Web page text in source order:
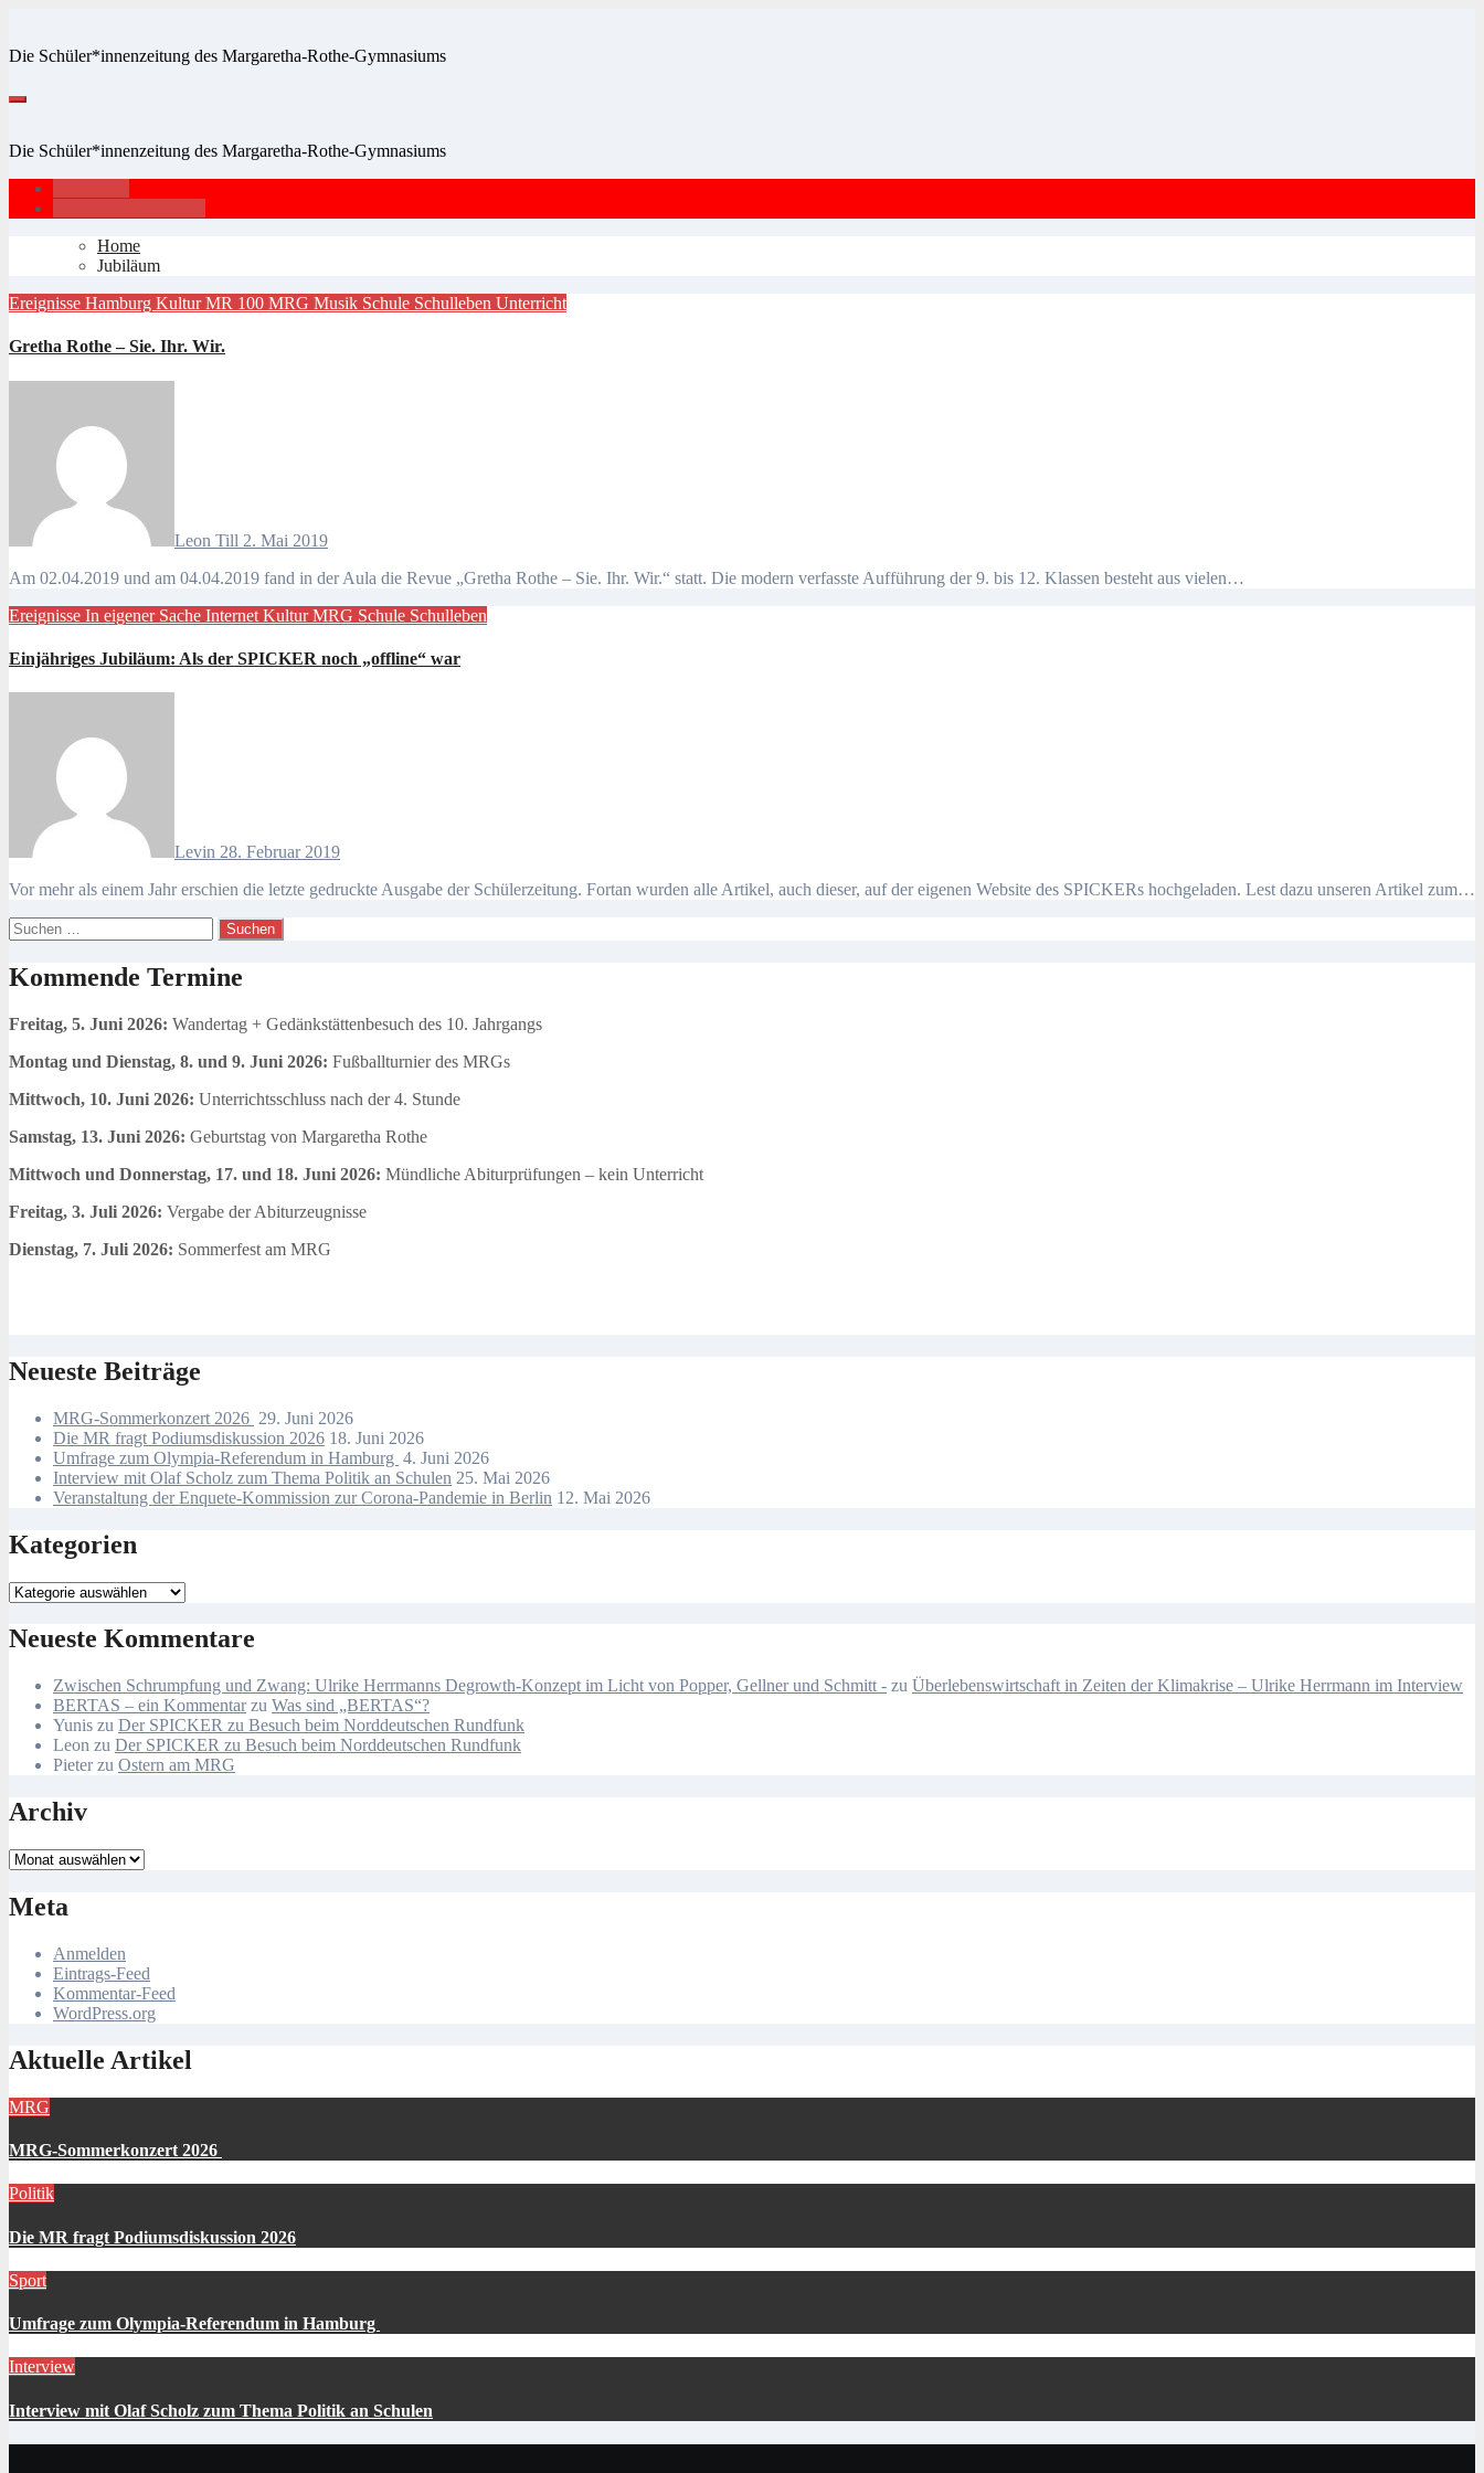
springen
Die Schüler*innenzeitung des Margaretha-Rothe-Gymnasiums
Die Schüler*innenzeitung des Margaretha-Rothe-Gymnasiums
Home
Jubiläum
Ereignisse Hamburg KulturMR 100 MRG Musik Schule Schulleben Unterricht
Gretha Rothe – Sie. Ihr. Wir.
Leon Till 2. Mai 2019
Am 02.04.2019 und am 04.04.2019 fand in der Aula die Revue „Gretha Rothe – Sie. Ihr. Wir.“ statt. Die modern verfasste Aufführung der 9. bis 12. Klassen besteht aus vielen…
Ereignisse In eigener Sache Internet KulturMRG Schule Schulleben
Einjähriges Jubiläum: Als der SPICKER noch „offline“ war
Levin 28. Februar 2019
Vor mehr als einem Jahr erschien die letzte gedruckte Ausgabe der Schülerzeitung. Fortan wurden alle Artikel, auch dieser, auf der eigenen Website des SPICKERs hochgeladen. Lest dazu unseren Artikel zum…
Suchen
nach:
Kommende Termine
Freitag, 5. Juni 2026: Wandertag + Gedänkstättenbesuch des 10. Jahrgangs
Montag und Dienstag, 8. und 9. Juni 2026: Fußballturnier des MRGs
Mittwoch, 10. Juni 2026: Unterrichtsschluss nach der 4. Stunde
Samstag, 13. Juni 2026: Geburtstag von Margaretha Rothe
Mittwoch und Donnerstag, 17. und 18. Juni 2026: Mündliche Abiturprüfungen – kein Unterricht
Freitag, 3. Juli 2026: Vergabe der Abiturzeugnisse
Dienstag, 7. Juli 2026: Sommerfest am MRG
Neueste Beiträge
MRG-Sommerkonzert 2026 29. Juni 2026
Die MR fragt Podiumsdiskussion 2026 18. Juni 2026
Umfrage zum Olympia-Referendum in Hamburg 4. Juni 2026
Interview mit Olaf Scholz zum Thema Politik an Schulen 25. Mai 2026
Veranstaltung der Enquete-Kommission zur Corona-Pandemie in Berlin 12. Mai 2026
Kategorien
Kategorien
Neueste Kommentare
Zwischen Schrumpfung und Zwang: Ulrike Herrmanns Degrowth-Konzept im Licht von Popper, Gellner und Schmitt - zu Überlebenswirtschaft in Zeiten der Klimakrise – Ulrike Herrmann im Interview
BERTAS – ein Kommentarzu Was sind „BERTAS“?
Yunis zu Der SPICKER zu Besuch beim Norddeutschen Rundfunk
Leon zu Der SPICKER zu Besuch beim Norddeutschen Rundfunk
Pieterzu Ostern am MRG
Archiv
Archiv
Meta
Anmelden
Eintrags-Feed
Kommentar-Feed
WordPress.org
Aktuelle Artikel
MRG
MRG-Sommerkonzert 2026
Politik
Die MR fragt Podiumsdiskussion 2026
Sport
Umfrage zum Olympia-Referendum in Hamburg
Interview
Interview mit Olaf Scholz zum Thema Politik an Schulen